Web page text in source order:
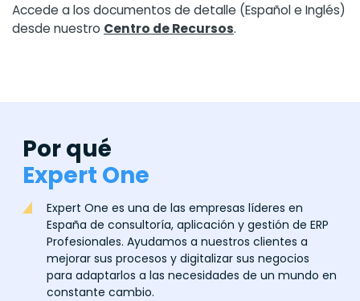
Accede a los documentos de detalle (Español e Inglés)
desde nuestro Centro de Recursos.
Por qué
Expert One
Expert One es una de las empresas líderes en
España de consultoría, aplicación y gestión de ERP
Profesionales. Ayudamos a nuestros clientes a
mejorar sus procesos y digitalizar sus negocios
para adaptarlos a las necesidades de un mundo en
constante cambio.